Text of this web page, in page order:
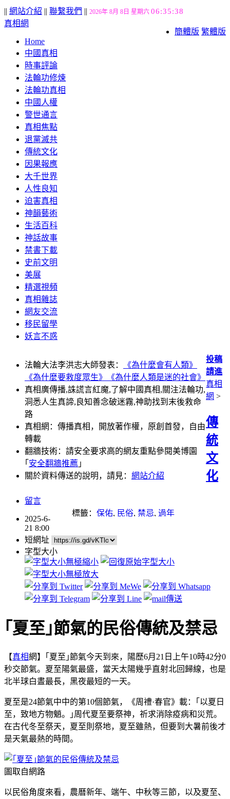
|| 網站介紹 || 聯繫我們 || 2026年 8月 8日 星期六 06:35:38
簡體版 繁體版
真相網
Home
中國真相
時事評論
法輪功修煉
法輪功真相
中國人權
警世通言
真相焦點
退黨滅共
傳統文化
因果報應
大千世界
人性良知
迫害真相
神韻藝術
生活百科
神話故事
禁書下載
史前文明
美展
精選視頻
真相雜誌
網友交流
移民留學
妖言不惑
法輪大法李洪志大師發表：
《為什麼會有人類》
《為什麼要救度眾生》
《為什麼人類是迷的社會》
真相廣傳播,誅謊言紅魔,了解中國真相,關注法輪功,
洞悉人生真諦,良知善念破迷霧,神助找到末後救命
路
真相網：傳播真相，開放著作權，原創首發，自由
轉載
翻牆技術：請安全要求高的網友重點參閱美博園
｢ 安全翻牆推薦 ｣
關於資料傳送的說明，請見： 網站介紹
投稿
請進
真相
網 >
傳
統
文
化
留言
標籤： 保佑, 民俗, 禁忌, 過年
2025-6-
21 8:00
短網址
字型大小
｢夏至｣節氣的民俗傳統及禁忌
【真相網】｢夏至｣節氣今天到來，陽歷6月21日上午10時42分0
秒交節氣。夏至陽氣最盛，當天太陽幾乎直射北回歸線，也是
北半球白晝最長，黑夜最短的一天。
夏至是24節氣中中的第10個節氣，《周禮·春官》載：｢以夏日
至，致地方物魈。｣周代夏至要祭神，祈求消除疫病和災荒。
在古代冬至祭天，夏至則祭地，夏至雖熱，但要到大暑前後才
是天氣最熱的時間。
圖取自網路
以民俗角度來看，農曆新年、端午、中秋等三節，以及夏至、